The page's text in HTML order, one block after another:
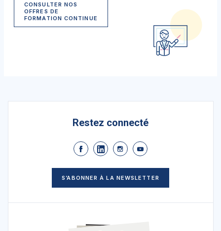
CONSULTER NOS
OFFRES DE
FORMATION CONTINUE
Restez connecté
S’ABONNER À LA NEWSLETTER